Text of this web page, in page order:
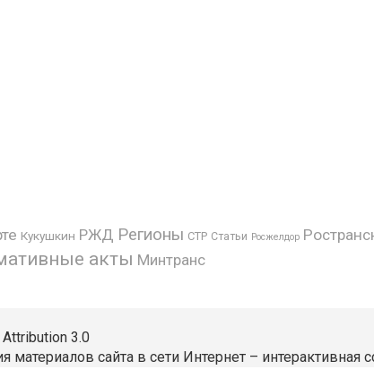
Кукушкин РЖД Регионы СТР Статьи Росжелдор
акты Минтранс
3.0
сайта в сети Интернет – интерактивная